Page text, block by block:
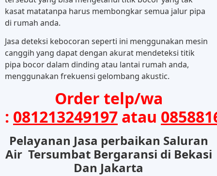
kasat matatanpa harus membongkar semua jalur pipa
di rumah anda.
Jasa deteksi kebocoran seperti ini menggunakan mesin
canggih yang dapat dengan akurat mendeteksi titik
pipa bocor dalam dinding atau lantai rumah anda,
menggunakan frekuensi gelombang akustic.
Order telp/wa
: 081213249197 atau
Pelayanan Jasa perbaikan Saluran
Air Tersumbat Bergaransi di Bekasi
Dan Jakarta